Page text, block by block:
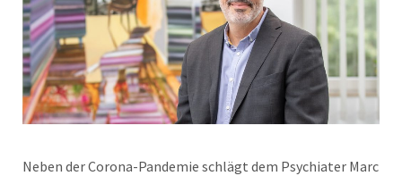
Neben der Corona-Pandemie schlägt dem Psychiater Marc